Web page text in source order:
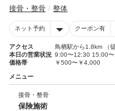
接骨・整骨 整体
ネット予約 クーポン有
アクセス
鳥栖駅から1.8km （
本日の営業状況 9:00〜12:30 15:00
価格帯
￥500〜￥4,000
メニュー
接骨・整骨
保険施術